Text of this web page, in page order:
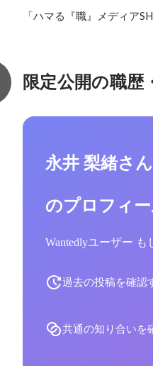
「ハマる『職』メディア
限定公開の職歴
永井 梨緒さん
のプロフィ
Wantedlyユーザー
過去の投稿を確認
共通の知り合いを